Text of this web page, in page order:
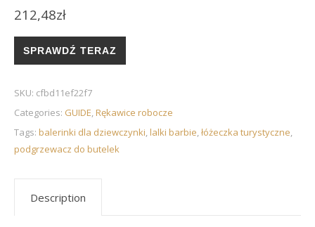
212,48zł
SPRAWDŹ TERAZ
SKU: cfbd11ef22f7
Categories: GUIDE,Rękawice robocze
Tags: balerinki dla dziewczynki,lalki barbie,łóżeczka turystyczne,
podgrzewacz do butelek
Description